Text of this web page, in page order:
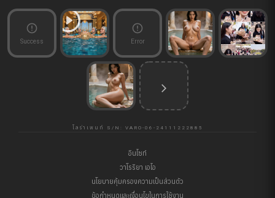
error_outline
Success
error_outline
Error
arrow_forward_ios
โลร่าเพนท์ S/N: VARO-06-24111222885
อินไซท์
วาโรริยา เอไอ
นโยบายคุ้มครองความเป็นส่วนตัว
ข้อกำหนดและเงื่อนไขในการใช้งาน